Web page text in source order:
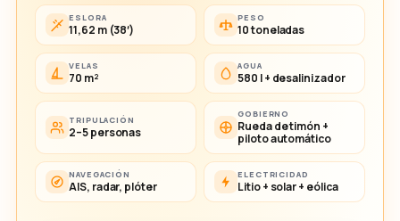
ESLORA
11,62 m (38′)
PESO
10 toneladas
VELAS
70 m²
AGUA
580 l + desalinizador
TRIPULACIÓN
2–5 personas
GOBIERNO
Rueda de timón +
piloto automático
NAVEGACIÓN
AIS, radar, plóter
ELECTRICIDAD
Litio + solar + eólica